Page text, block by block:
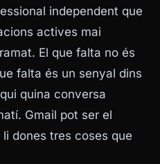
independent que
actives mai
El que falta no és
falta és un senyal dins
quina conversa
Gmail pot ser el
dones tres coses que